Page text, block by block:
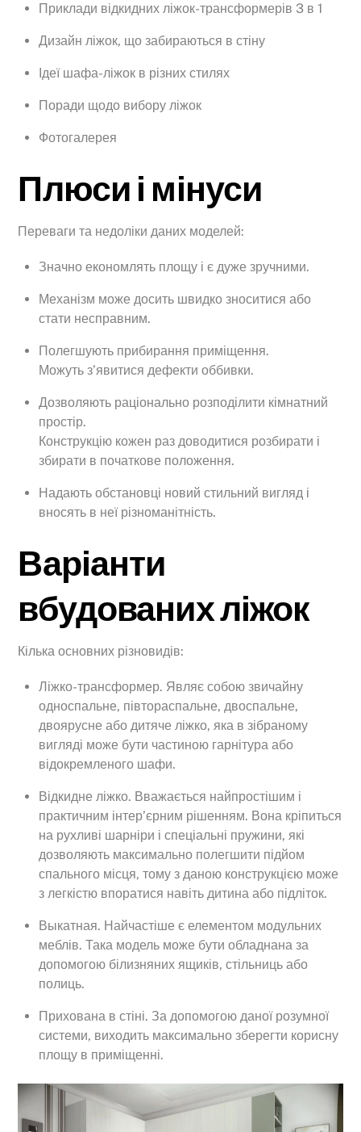
Приклади відкидних ліжок-трансформерів 3 в 1
Дизайн ліжок, що забираються в стіну
Ідеї шафа-ліжок в різних стилях
Поради щодо вибору ліжок
Фотогалерея
Плюси і мінуси
Переваги та недоліки даних моделей:
Значно економлять площу і є дуже зручними.
Механізм може досить швидко зноситися або
стати несправним.
Полегшують прибирання приміщення.
Можуть з’явитися дефекти оббивки.
Дозволяють раціонально розподілити кімнатний
простір.
Конструкцію кожен раз доводитися розбирати і
збирати в початкове положення.
Надають обстановці новий стильний вигляд і
вносять в неї різноманітність.
Варіанти
вбудованих ліжок
Кілька основних різновидів:
Ліжко-трансформер. Являє собою звичайну
односпальне, півтораспальне, двоспальне,
двоярусне або дитяче ліжко, яка в зібраному
вигляді може бути частиною гарнітура або
відокремленого шафи.
Відкидне ліжко. Вважається найпростішим і
практичним інтер’єрним рішенням. Вона кріпиться
на рухливі шарніри і спеціальні пружини, які
дозволяють максимально полегшити підйом
спального місця, тому з даною конструкцією може
з легкістю впоратися навіть дитина або підліток.
Выкатная. Найчастіше є елементом модульних
меблів. Така модель може бути обладнана за
допомогою білизняних ящиків, стільниць або
полиць.
Прихована в стіні. За допомогою даної розумної
системи, виходить максимально зберегти корисну
площу в приміщенні.